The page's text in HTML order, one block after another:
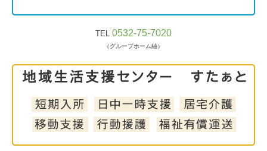
TEL 0532-75-7020
（グループホーム紬）